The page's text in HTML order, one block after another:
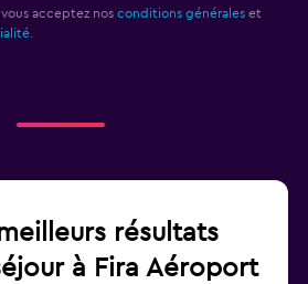
acceptez nos conditions générales et
résultats
à Fira Aéroport